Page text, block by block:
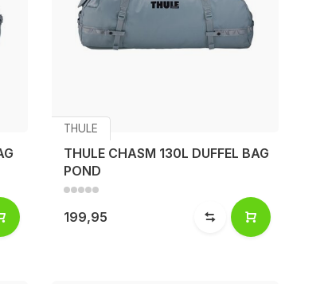
THULE
THULE CHASM 130L DUFFEL BAG
POND
199,95